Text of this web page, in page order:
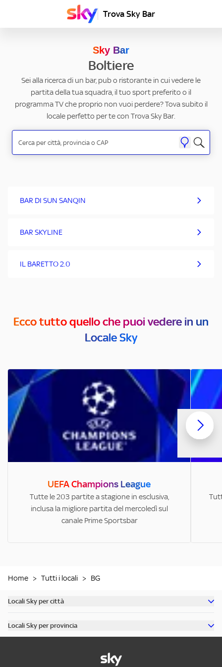
Trova Sky Bar
Sky Bar
Boltiere
Sei alla ricerca di un bar, pub o ristorante in cui vedere le
partita della tua squadra, il tuo sport preferito o il
programma TV che proprio non vuoi perdere? Tova subito il
locale perfetto per te con Trova Sky Bar.
BAR DI SUN SANQIN
BAR SKYLINE
IL BARETTO 2.0
Ecco tutto quello che puoi vedere in un
Locale Sky
UEFA Champions League
Tutte le 203 partite a stagione in esclusiva,
inclusa la migliore partita del mercoledì sul
canale Prime Sportsbar
Home > Tutti i locali > BG
Locali Sky per città
Scopri tutti i bar di Roma
Locali Sky per provincia
Scopri tutti i bar in provincia di Milano
Scopri tutti i bar in provincia di Roma